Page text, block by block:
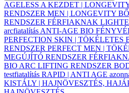
AGELESS A KEZDET |
RENDSZER MEN | LONGEVITY
RENDSZER FÉRFIAKNAK
arcfiatalítás ANTI-AGE BIO
PERFECTION SKIN | TÖKÉLETES
RENDSZER PERFECT MEN |
MEGÚJÍTÓ RENDSZER
BIO ARC LIFTING RENDSZER
testfiatalítás RAPID | ANTI AGE
KISTÁLY | HAJNÖVESZTÉS,